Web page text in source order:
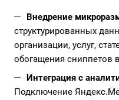
Внедрение
структурированных
организации, услуг,
обогащения сниппетов
Интеграция с
Подключение